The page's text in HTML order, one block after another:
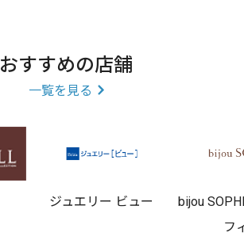
おすすめの店舗
一覧を見る
ジュエリー ビュー
bijou
フ